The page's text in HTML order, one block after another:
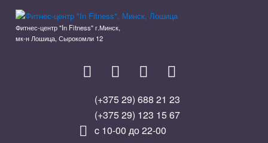
содержимому
Фитнес-центр "In Fitness" г.Минск,
мк-н Лошица, Сырокомли 12
(+375 29) 688 21 23
(+375 29) 123 15 67
c 10-00 до 22-00